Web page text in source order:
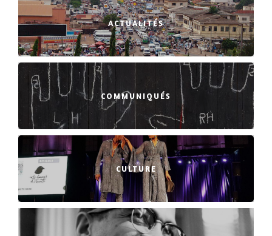
ACTUALITÉS
COMMUNIQUÉS
CULTURE